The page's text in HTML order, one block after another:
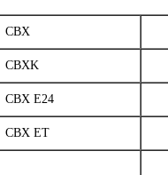
СBX
CBXK
СBX E24
СBX ET